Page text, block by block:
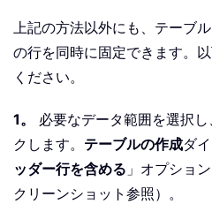
上記の方法以外にも、テーブ
の行を同時に固定できます。
ください。
1。 必要なデータ範囲を選択し
クします。 テーブルの作成ダ
ッダー行を含める 」オプショ
クリーンショット参照）。